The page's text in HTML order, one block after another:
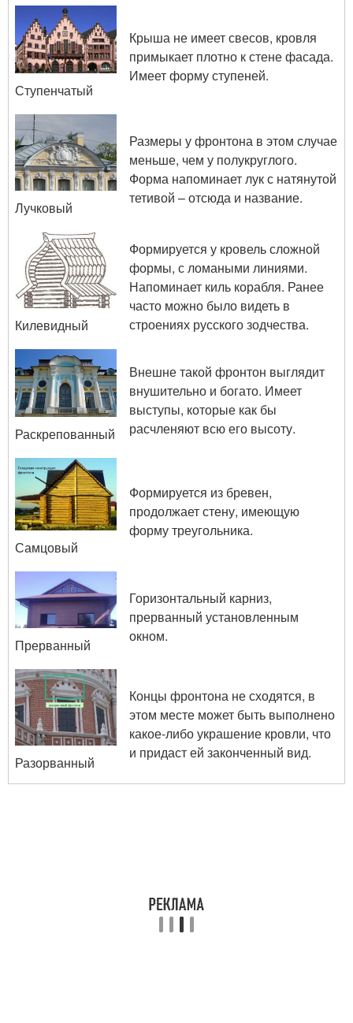
Ступенчатый
Крыша не имеет свесов, кровля
примыкает плотно к стене фасада.
Имеет форму ступеней.
Лучковый
Размеры у фронтона в этом случае
меньше, чем у полукруглого.
Форма напоминает лук с натянутой
тетивой – отсюда и название.
Килевидный
Формируется у кровель сложной
формы, с ломаными линиями.
Напоминает киль корабля. Ранее
часто можно было видеть в
строениях русского зодчества.
Раскрепованный
Внешне такой фронтон выглядит
внушительно и богато. Имеет
выступы, которые как бы
расчленяют всю его высоту.
Самцовый
Формируется из бревен,
продолжает стену, имеющую
форму треугольника.
Прерванный
Горизонтальный карниз,
прерванный установленным
окном.
Разорванный
Концы фронтона не сходятся, в
этом месте может быть выполнено
какое-либо украшение кровли, что
и придаст ей законченный вид.